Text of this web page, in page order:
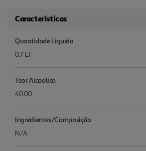
Características
Quantidade Liquida
0.7 LT
Teor Alcoolico
40.00
Ingredientes/Composição
N/A